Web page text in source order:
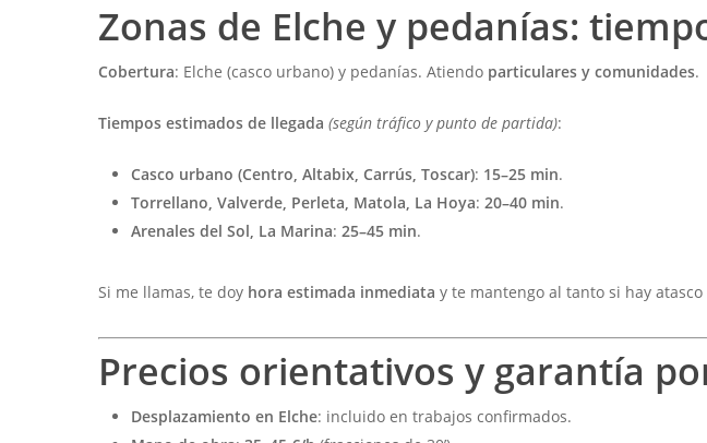
Zonas de Elche y pedanías:
Cobertura: Elche (casco urbano) y pedanías. Atiendo particulares y comunidades.
Tiempos estimados de llegada (según tráfico y punto de partida):
Casco urbano (Centro, Altabix, Carrús, Toscar): 15–25 min.
Torrellano, Valverde, Perleta, Matola, La Hoya:20–40 min.
Arenales del Sol, La Marina:25–45 min.
Si me llamas, te doy hora estimada inmediata y te mantengo al tanto si hay
Precios orientativos y garantía
Desplazamiento en Elche: incluido en trabajos confirmados.